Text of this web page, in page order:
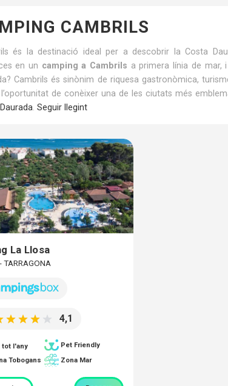
CAMBRILS
és la destinació ideal per a descobrir la Costa
en un camping a Cambrils a primera línia de mar,
Cambrils és sinònim de riquesa gastronòmica,
l’oportunitat de conèixer una de les ciutats més
. Seguir llegint
La Llosa
4,1
tot l'any
Pet Friendly
Tobogans
Zona Mar